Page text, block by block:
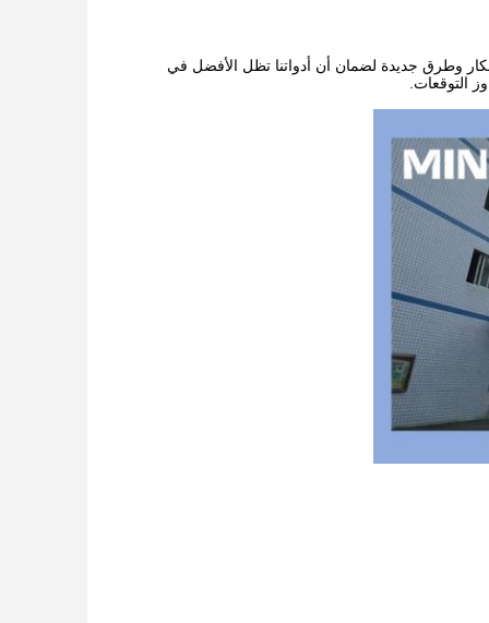
وطرق جديدة لضمان أن أدواتنا تظل الأفضل في
التوقعات.